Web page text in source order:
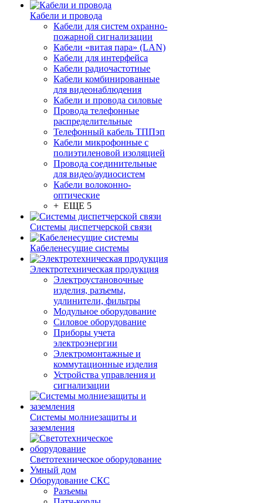
Кабели и провода
Кабели для систем охранно-
пожарной сигнализации
Кабели «витая пара» (LAN)
Кабели для интерфейса
Кабели радиочастотные
Кабели комбинированные
для видеонаблюдения
Кабели и провода силовые
Провода телефонные
распределительные
Телефонный кабель ТППэп
Кабели микрофонные с
полиэтиленовой изоляцией
Провода соединительные
для видео/аудиосистем
Кабели волоконно-
оптические
+ ЕЩЕ 5
Системы диспетчерской связи
Кабеленесущие системы
Электротехническая продукция
Электроустановочные
изделия, разъемы,
удлинители, фильтры
Модульное оборудование
Силовое оборудование
Приборы учета
электроэнергии
Электромонтажные и
коммутационные изделия
Устройства управления и
сигнализации
Системы молниезащиты и
заземления
Светотехническое оборудование
Умный дом
Оборудование СКС
Разъемы